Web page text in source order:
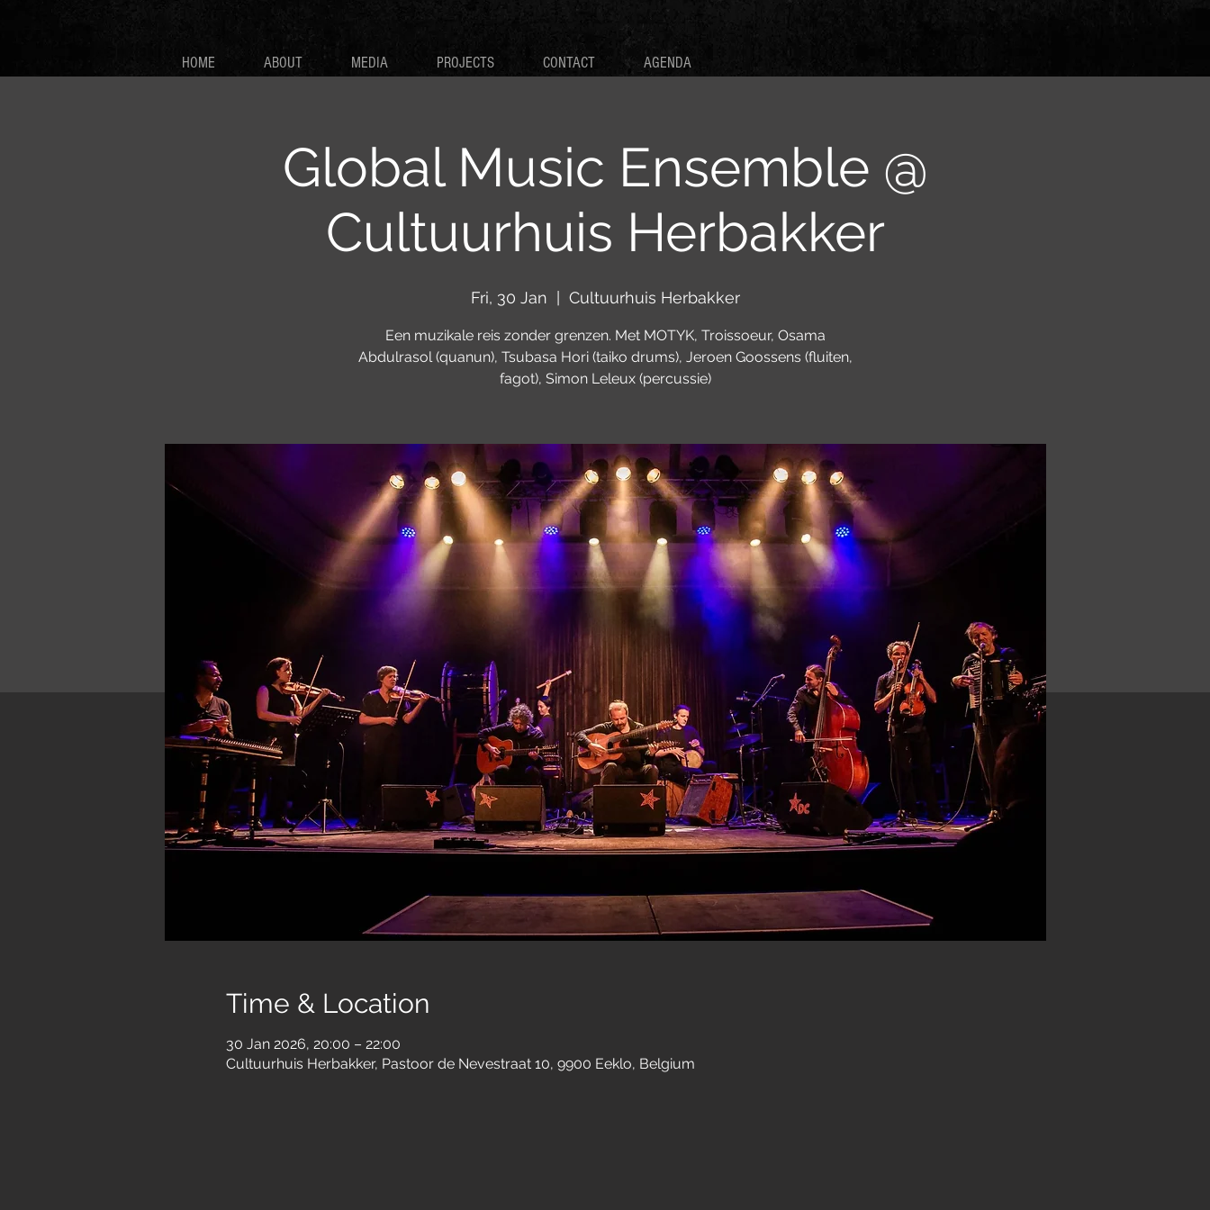
HOME ABOUT MEDIA PROJECTS CONTACT AGENDA
Global Music Ensemble @
Cultuurhuis Herbakker
Fri, 30 Jan Cultuurhuis Herbakker
Een muzikale reis zonder grenzen. Met MOTYK, Troissoeur, Osama
Abdulrasol (quanun), Tsubasa Hori (taiko drums), Jeroen Goossens (fluiten,
fagot), Simon Leleux (percussie)
Time & Location
30 Jan 2026, 20:00 – 22:00
Cultuurhuis Herbakker, Pastoor de Nevestraat 10, 9900 Eeklo, Belgium